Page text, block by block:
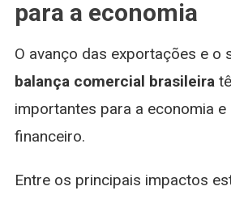
para a economia
O avanço das exportações e o
balança comercial brasileira
importantes para a economia
financeiro.
Entre os principais impactos